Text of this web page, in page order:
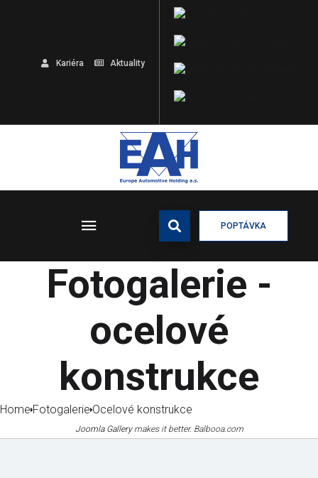
Kariéra Aktuality
POPTÁVKA
Fotogalerie -
ocelové
konstrukce
Home Fotogalerie Ocelové konstrukce
Joomla Gallerymakes it better. Balbooa.com